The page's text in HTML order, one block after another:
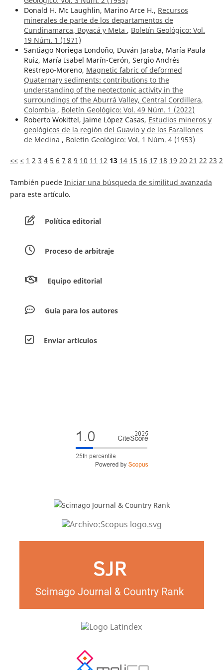
Donald H. Mc Laughlin, Marino Arce H., Recursos
minerales de parte de los departamentos de
Cundinamarca, Boyacá y Meta , Boletín Geológico: Vol.
19 Núm. 1 (1971)
Santiago Noriega Londoño, Duván Jaraba, María Paula
Ruiz, María Isabel Marín-Cerón, Sergio Andrés
Restrepo-Moreno, Magnetic fabric of deformed
Quaternary sediments: contributions to the
understanding of the neotectonic activity in the
surroundings of the Aburrá Valley, Central Cordillera,
Colombia , Boletín Geológico: Vol. 49 Núm. 1 (2022)
Roberto Wokittel, Jaime López Casas, Estudios mineros y
geológicos de la región del Guavio y de los Farallones
de Medina , Boletín Geológico: Vol. 1 Núm. 4 (1953)
<< < 1 2 3 4 5 6 7 8 9 10 11 12 13 14 15 16 17 18 19 20 21 22 23
También puede Iniciar una búsqueda de similitud avanzada
para este artículo.
Política editorial
Proceso de arbitraje
Equipo editorial
Guía para los autores
Envíar artículos